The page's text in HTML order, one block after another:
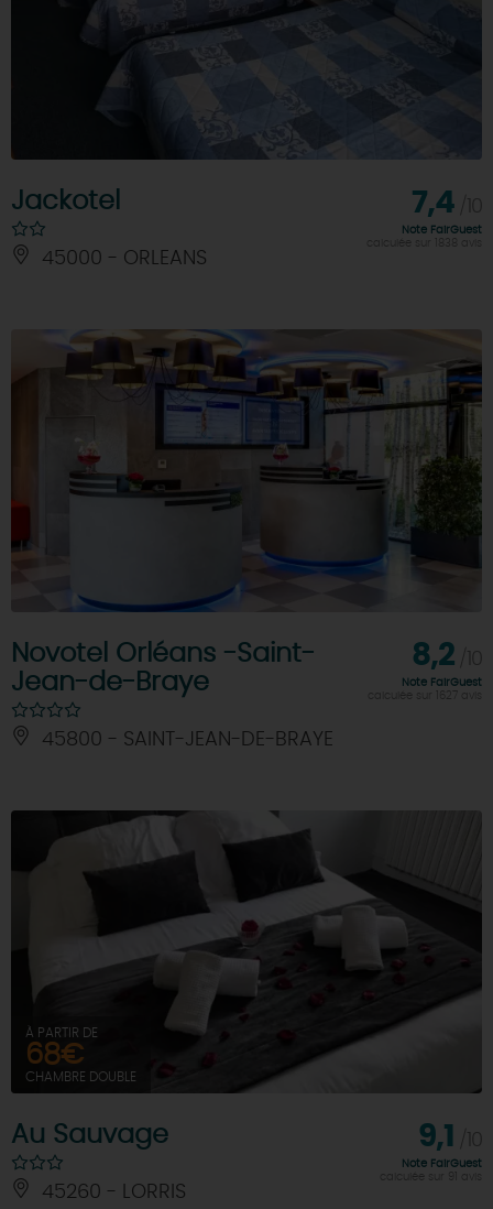
Jackotel
45000 - ORLEANS
7,4
Note FairGuest
calculée sur 1838 avis
Novotel Orléans -Saint-
Jean-de-Braye
45800 - SAINT-JEAN-DE-BRAYE
8,2
Note FairGuest
calculée sur 1627 avis
À PARTIR DE
68€
CHAMBRE DOUBLE
Au Sauvage
45260 - LORRIS
9,1
Note FairGuest
calculée sur 91 avis